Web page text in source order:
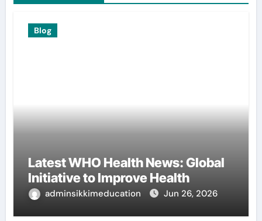
Blog
Latest WHO Health News: Global
Initiative to Improve Health
adminsikkimeducation Jun 26, 2026